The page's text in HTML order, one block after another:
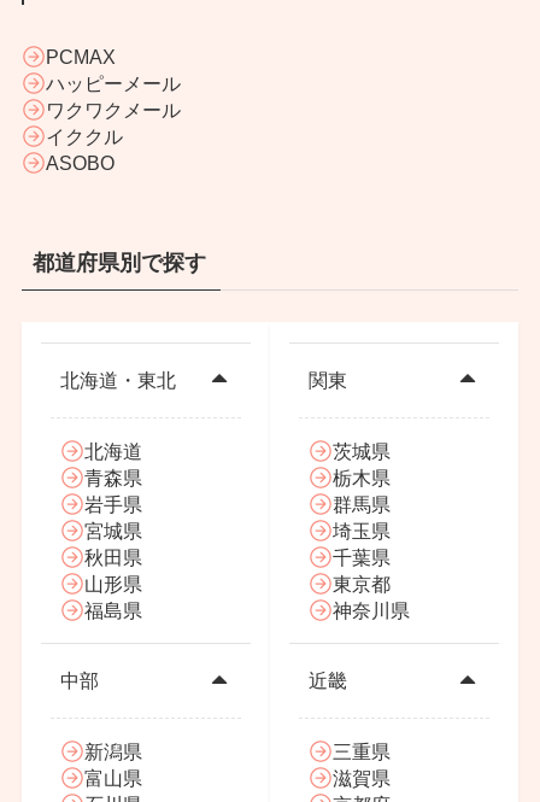
PCMAX
ハッピーメール
ワクワクメール
イククル
ASOBO
都道府県別で探す
北海道・東北
北海道
青森県
岩手県
宮城県
秋田県
山形県
福島県
中部
新潟県
富山県
関東
茨城県
栃木県
群馬県
埼玉県
千葉県
東京都
神奈川県
近畿
三重県
滋賀県